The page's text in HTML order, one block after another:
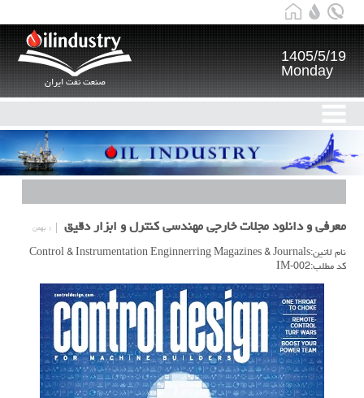
صنعت نفت ایران
1405/5/19
Monday
معرفی و دانلود مجلات خارجی مهندسی کنترل و ابزار دقیق ۱ بهمن
نام لاتین:Control & Instrumentation Enginnerring Magazines & Journals
کد مطلب:IM-002